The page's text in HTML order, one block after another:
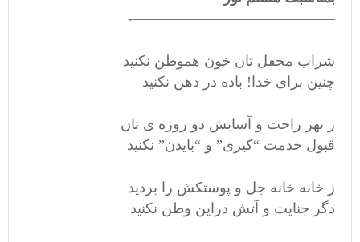
——————————————-
شراب محفل تان خون هموطن نكنيد
چنين براى خدا! باده در دهن نكنيد
ز بهر راحت و آسايش دو روزه ى تان
قبول خدمت “كيرى” و “بايدن” نكنيد
ز خانه خانه جل و پوستكش را برديد
دگر جنايت و آتش دراين وطن نكنيد